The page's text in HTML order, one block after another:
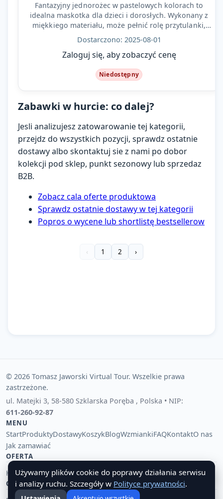
Fantazyjny jednorożec w pastelowych kolorach to
idealna maskotka dla dzieci i dorosłych. Wykonany z
miękkiego materiału, może pełnić rolę przytulanki,
poduszki…
Dostarczono: 2025-08-01
Zaloguj się, aby zobaczyć cenę
Niedostępny
Zabawki w hurcie: co dalej?
Jesli analizujesz zatowarowanie tej kategorii,
przejdz do wszystkich pozycji, sprawdz ostatnie
dostawy albo skontaktuj sie z nami po dobor
kolekcji pod sklep, punkt sezonowy lub sprzedaz
B2B.
Zobacz cala oferte produktowa
Sprawdz ostatnie dostawy w tej kategorii
Popros o wycene lub shortlistę bestsellerow
‹ 1 2 ›
© 2026 Tomasz Jaworski Virtual Tour. Wszelkie prawa
zastrzeżone.
ul. Matejki 3, 58-580 Szklarska Poręba , Polska • NIP:
611-260-92-87
MENU
StartProduktyDostawyKoszykBlogWzmiankiFAQKontaktO nas
Jak zamawiać
OFERTA
Hurtownia pamiątek i upominkówTania hurtownia importowa
OBSŁUGA KLIENTA
🔔
Używamy plików cookie do poprawy działania serwisu
i analizy ruchu. Szczegóły w Polityce prywatności.